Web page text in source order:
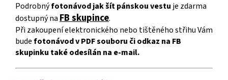
Podrobnýfotonávod jak šít pánskou vestu je zdarma
dostupný naFB skupince.
Při zakoupení elektronického nebo tištěného střihu Vám
budefotonávod v PDF souboru či odkaz na FB
skupinku také odesílán na e-mail.